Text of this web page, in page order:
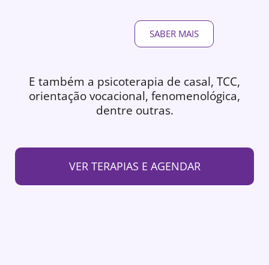
SABER MAIS
E também a psicoterapia de casal, TCC,
orientação vocacional, fenomenológica,
dentre outras.
VER TERAPIAS E AGENDAR